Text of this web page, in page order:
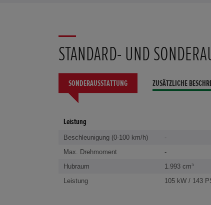
STANDARD- UND
SONDERAUSSTATTUNG ZUSÄTZLICHE
Leistung
Beschleunigung (0-100 km/h)
-
Max. Drehmoment
-
Hubraum
1.993 cm³
Leistung
105 kW / 143